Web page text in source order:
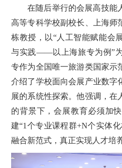
在随后举行的会展高技能
高等专科学校副校长、上海师
栋教授，以“人工智能赋能会
与实践——以上海旅专为例”
专作为全国唯一旅游类国家示
介绍了学校面向会展产业数字
展的系统性探索。他强调，在
的背景下，会展教育必须加
建“1个专业课程群+N个实体
融合新范式，真正实现人才培